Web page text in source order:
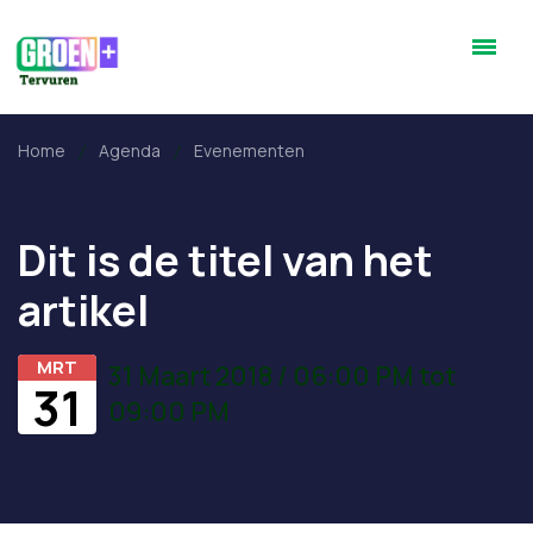
Home Agenda Evenementen
Dit is de titel van het
artikel
MRT
31
31 Maart 2018 / 06:00 PM tot
09:00 PM